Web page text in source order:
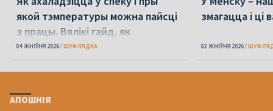
якой тэмпературы можна пайсці
з працы. Вялікі гайд, як
перажыць спёку
04 ЖНІЎНЯ 2026 ШУФЛЯДКА
змагацца і ці
02 ЖНІЎНЯ 2026
АПОШНІЯ